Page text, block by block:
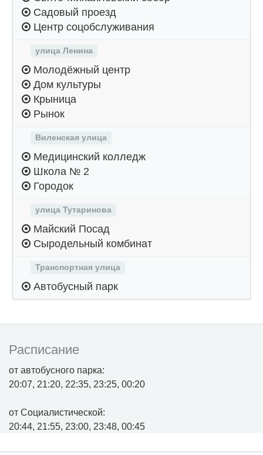
Садовый проезд
Центр соцобслуживания
улица Ленина
Молодёжный центр
Дом культуры
Крыница
Рынок
Виленская улица
Медицинский колледж
Школа № 2
Городок
улица Тутаринова
Майский Посад
Сыродельный комбинат
Транспортная улица
Автобусный парк
Расписание
от автобусного парка:
20:07, 21:20, 22:35, 23:25, 00:20
от Социалистической:
20:44, 21:55, 23:00, 23:48, 00:45